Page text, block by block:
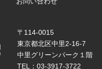
〒114-0015
東京都北区中里2-16-7
中里グリーンパーク１階
TEL：03-3917-3722